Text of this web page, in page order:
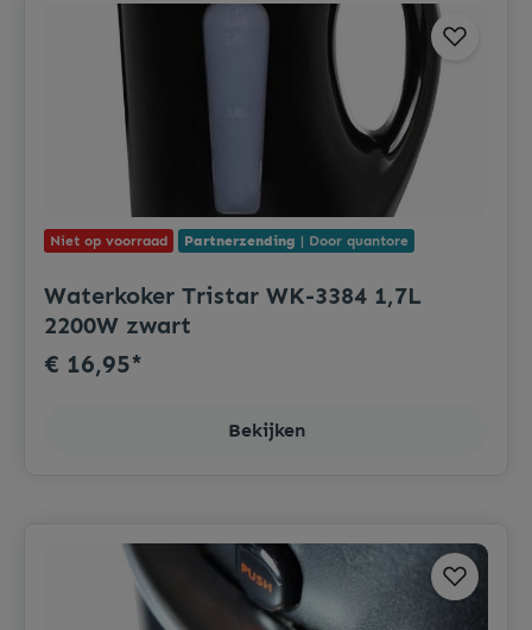
Niet op voorraad Partnerzending | Door quantore
Waterkoker Tristar WK-3384 1,7L
2200W zwart
€ 16,95*
Bekijken